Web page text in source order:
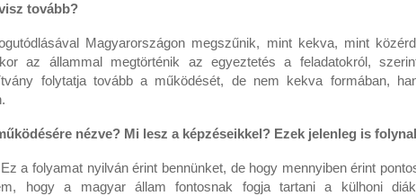
tovább?
Magyarországon megszűnik, mint kekva, mint
az állammal megtörténik az egyeztetés a feladatokról,
folytatja tovább a működését, de nem kekva formában,
nézve? Mi lesz a képzéseikkel? Ezek jelenleg is
a folyamat nyilván érint bennünket, de hogy mennyiben érint
hogy a magyar állam fontosnak fogja tartani a külhoni